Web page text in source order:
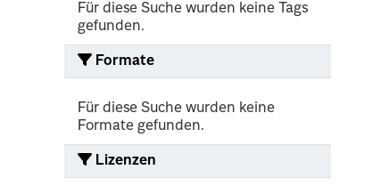
Für diese Suche wurden keine Tags
gefunden.
Formate
Für diese Suche wurden keine
Formate gefunden.
Lizenzen